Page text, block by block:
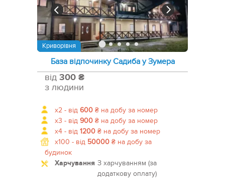
Криворівня
База відпочинку Садиба у Зумера
від 300 ₴
з людини
x2 - від 600 ₴ на добу за номер
x3 - від 900 ₴ на добу за номер
x4 - від 1200 ₴ на добу за номер
x100 - від 50000 ₴ на добу за
будинок
Харчування З харчуванням (за
додаткову оплату)